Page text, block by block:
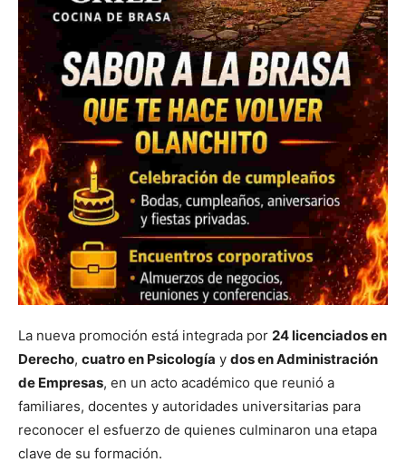
La nueva promoción está integrada por 24 licenciados en
Derecho, cuatro en Psicología y dos en Administración
de Empresas, en un acto académico que reunió a
familiares, docentes y autoridades universitarias para
reconocer el esfuerzo de quienes culminaron una etapa
clave de su formación.